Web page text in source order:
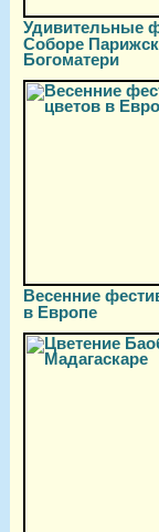
Удивительные
Соборе
Богоматери
Весенние
в Европе